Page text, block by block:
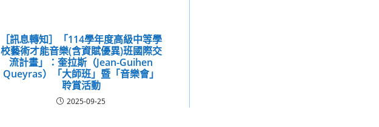
［訊息轉知］「114學年度高級中等學
校藝術才能音樂(含資賦優異)班國際交
流計畫」：奎拉斯（Jean-Guihen
Queyras）「大師班」暨「音樂會」
聆賞活動
2025-09-25